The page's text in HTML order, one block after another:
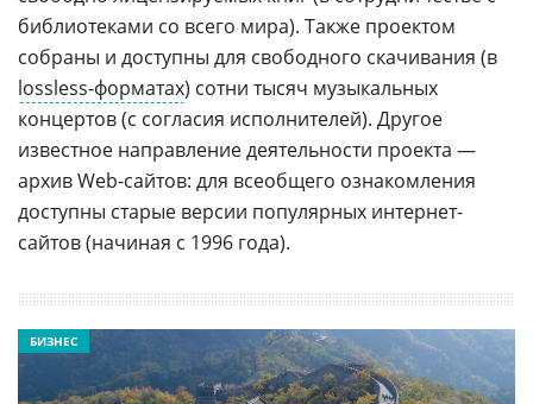
библиотеками со всего мира). Также проектом
собраны и доступны для свободного скачивания (в
lossless-форматах) сотни тысяч музыкальных
концертов (с согласия исполнителей). Другое
известное направление деятельности проекта —
архив Web-сайтов: для всеобщего ознакомления
доступны старые версии популярных интернет-
сайтов (начиная с 1996 года).
БИЗНЕС